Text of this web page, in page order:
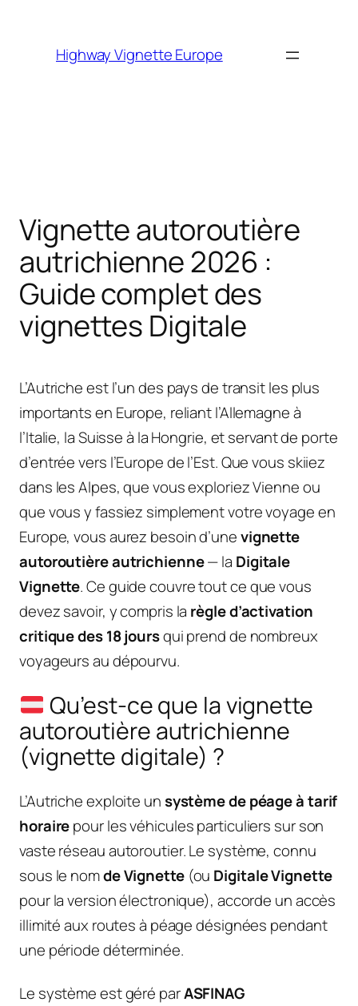
Highway Vignette Europe
Vignette autoroutière
autrichienne 2026 :
Guide complet des
vignettes Digitale
L’Autriche est l’un des pays de transit les plus
importants en Europe, reliant l’Allemagne à
l’Italie, la Suisse à la Hongrie, et servant de porte
d’entrée vers l’Europe de l’Est. Que vous skiiez
dans les Alpes, que vous exploriez Vienne ou
que vous y fassiez simplement votre voyage en
Europe, vous aurez besoin d’unevignette
autoroutière autrichienne— la Digitale
Vignette. Ce guide couvre tout ce que vous
devez savoir, y compris la règle d’activation
critique des 18 joursqui prend de nombreux
voyageurs au dépourvu.
Qu’est-ce que la vignette
autoroutière autrichienne
(vignette digitale) ?
L’Autriche exploite unsystème de péage à tarif
horairepour les véhicules particuliers sur son
vaste réseau autoroutier. Le système, connu
sous le nomde Vignette(ou Digitale Vignette
pour la version électronique), accorde un accès
illimité aux routes à péage désignées pendant
une période déterminée.
Le système est géré parASFINAG